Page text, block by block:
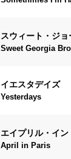
スウィート・ジ
Sweet Georgia
イエスタデイズ
Yesterdays
エイプリル・イン
April in Paris